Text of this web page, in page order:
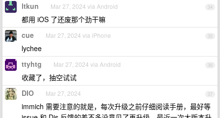
34
ltkun Mar 27, 2024 via Android
都用 iOS 了还废那个劲干嘛
35
cue Mar 27, 2024 via iPhone
lychee
36
ttyhtg Mar 27, 2024 via Android
收藏了，抽空试试
37
DIO Mar 27, 2024
immich 需要注意的就是，每次升级之前仔细阅读手册，最好等